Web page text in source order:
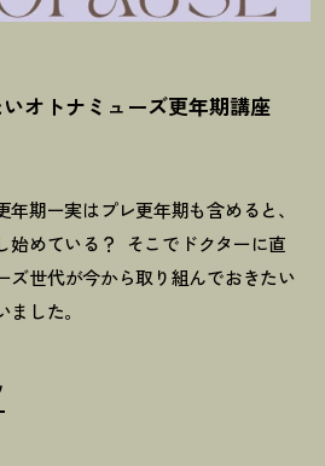
オトナミューズ更年期講座
期ー実はプレ更年期も含めると、
始めている ？
そこでドクターに直
ズ世代が今から取り組んでおきたい
した。